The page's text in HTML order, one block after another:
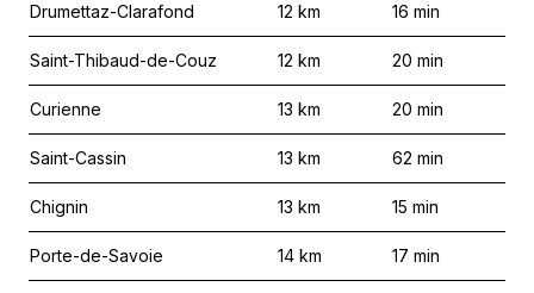
Drumettaz-Clarafond 12 km 16 min
Saint-Thibaud-de-Couz 12 km 20 min
Curienne 13 km 20 min
Saint-Cassin 13 km 62 min
Chignin 13 km 15 min
Porte-de-Savoie 14 km 17 min